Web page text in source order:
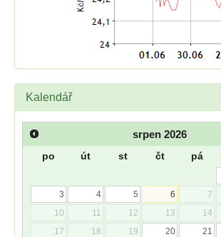
Kalendář
srpen 2026
po út st čt pá
3
4 5 6 7
10
11 12 13 14
17
18 19 20 21